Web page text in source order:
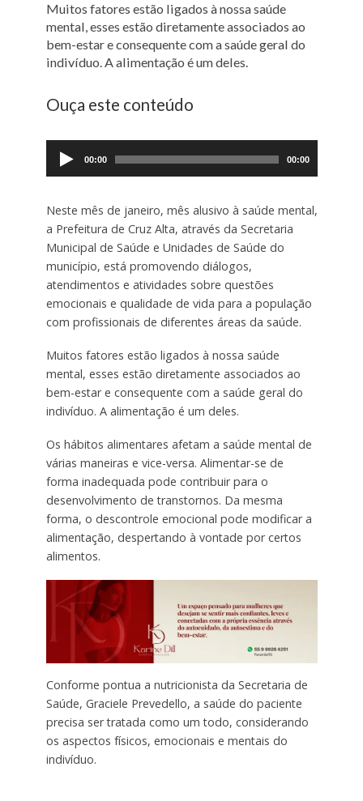
Muitos fatores estão ligados à nossa saúde
mental, esses estão diretamente associados ao
bem-estar e consequente com a saúde geral do
indivíduo. A alimentação é um deles.
Ouça este conteúdo
áudio
00:00 00:00
Neste mês de janeiro, mês alusivo à saúde mental,
a Prefeitura de Cruz Alta, através da Secretaria
Municipal de Saúde e Unidades de Saúde do
município, está promovendo diálogos,
atendimentos e atividades sobre questões
emocionais e qualidade de vida para a população
com profissionais de diferentes áreas da saúde.
Muitos fatores estão ligados à nossa saúde
mental, esses estão diretamente associados ao
bem-estar e consequente com a saúde geral do
indivíduo. A alimentação é um deles.
Os hábitos alimentares afetam a saúde mental de
várias maneiras e vice-versa. Alimentar-se de
forma inadequada pode contribuir para o
desenvolvimento de transtornos. Da mesma
forma, o descontrole emocional pode modificar a
alimentação, despertando à vontade por certos
alimentos.
Conforme pontua a nutricionista da Secretaria de
Saúde, Graciele Prevedello, a saúde do paciente
precisa ser tratada como um todo, considerando
os aspectos físicos, emocionais e mentais do
indivíduo.